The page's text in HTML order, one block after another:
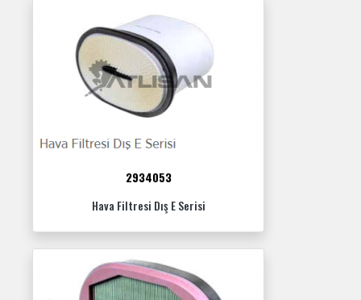
2934053
Hava Filtresi Dış E Serisi